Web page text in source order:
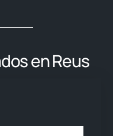
en Reus